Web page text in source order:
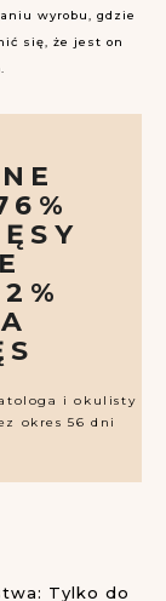
wyrobu, gdzie
się, że jest on
i okulisty
okres 56 dni
Tylko do